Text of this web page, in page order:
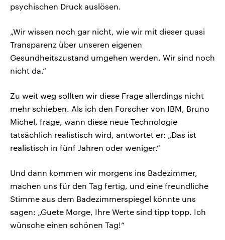
psychischen Druck auslösen.
„Wir wissen noch gar nicht, wie wir mit dieser quasi
Transparenz über unseren eigenen
Gesundheitszustand umgehen werden. Wir sind noch
nicht da.“
Zu weit weg sollten wir diese Frage allerdings nicht
mehr schieben. Als ich den Forscher von IBM, Bruno
Michel, frage, wann diese neue Technologie
tatsächlich realistisch wird, antwortet er: „Das ist
realistisch in fünf Jahren oder weniger.“
Und dann kommen wir morgens ins Badezimmer,
machen uns für den Tag fertig, und eine freundliche
Stimme aus dem Badezimmerspiegel könnte uns
sagen: „Guete Morge, Ihre Werte sind tipp topp. Ich
wünsche einen schönen Tag!“